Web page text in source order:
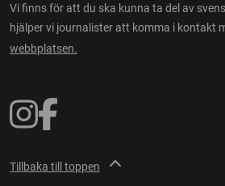
Vi finns för att du ska kunna ta del av
hjälper vi journalister att komma i kontakt
webbplatsen.
Tillbaka till toppen